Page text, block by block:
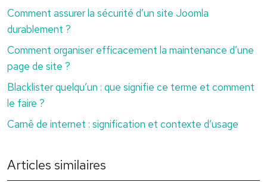
Comment assurer la sécurité d’un site Joomla
durablement ?
Comment organiser efficacement la maintenance d’une
page de site ?
Blacklister quelqu’un : que signifie ce terme et comment
le faire ?
Carnê de internet : signification et contexte d’usage
Articles similaires